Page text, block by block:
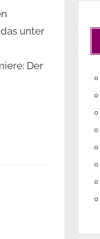
unter
Der
n